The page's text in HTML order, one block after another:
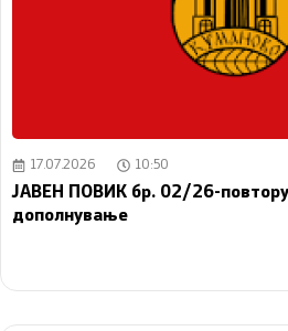
17.07.2026 10:50
ЈАВЕН ПОВИК бр. 02/26-
дополнување